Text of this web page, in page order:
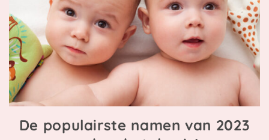
De populairste namen van 2023